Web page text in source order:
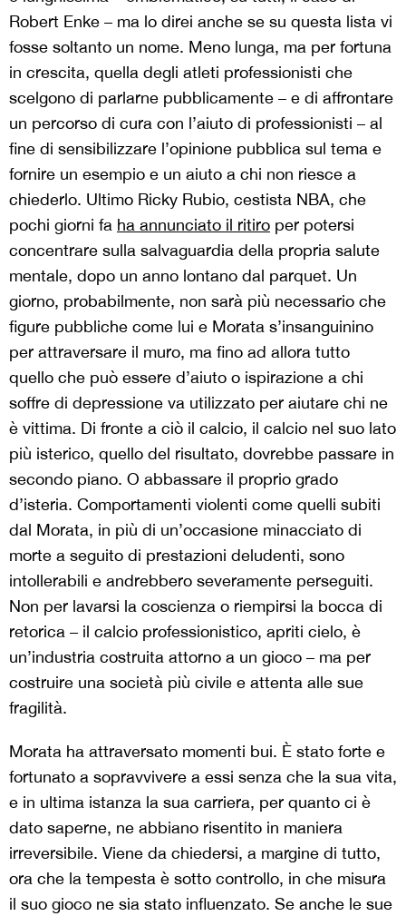
Robert Enke – ma lo direi anche se su questa lista vi
fosse soltanto un nome. Meno lunga, ma per fortuna
in crescita, quella degli atleti professionisti che
scelgono di parlarne pubblicamente – e di affrontare
un percorso di cura con l’aiuto di professionisti – al
fine di sensibilizzare l’opinione pubblica sul tema e
fornire un esempio e un aiuto a chi non riesce a
chiederlo. Ultimo Ricky Rubio, cestista NBA, che
pochi giorni fa ha annunciato il ritiro per potersi
concentrare sulla salvaguardia della propria salute
mentale, dopo un anno lontano dal parquet. Un
giorno, probabilmente, non sarà più necessario che
figure pubbliche come lui e Morata s’insanguinino
per attraversare il muro, ma fino ad allora tutto
quello che può essere d’aiuto o ispirazione a chi
soffre di depressione va utilizzato per aiutare chi ne
è vittima. Di fronte a ciò il calcio, il calcio nel suo lato
più isterico, quello del risultato, dovrebbe passare in
secondo piano. O abbassare il proprio grado
d’isteria. Comportamenti violenti come quelli subiti
dal Morata, in più di un’occasione minacciato di
morte a seguito di prestazioni deludenti, sono
intollerabili e andrebbero severamente perseguiti.
Non per lavarsi la coscienza o riempirsi la bocca di
retorica – il calcio professionistico, apriti cielo, è
un’industria costruita attorno a un gioco – ma per
costruire una società più civile e attenta alle sue
fragilità.
Morata ha attraversato momenti bui. È stato forte e
fortunato a sopravvivere a essi senza che la sua vita,
e in ultima istanza la sua carriera, per quanto ci è
dato saperne, ne abbiano risentito in maniera
irreversibile. Viene da chiedersi, a margine di tutto,
ora che la tempesta è sotto controllo, in che misura
il suo gioco ne sia stato influenzato. Se anche le sue